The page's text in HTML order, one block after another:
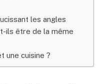
les angles
ils être de la même
une cuisine ?